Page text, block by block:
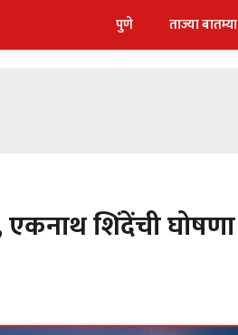
पुणे ताज्या बातम्या
एकनाथ शिंदेंची घोषणा